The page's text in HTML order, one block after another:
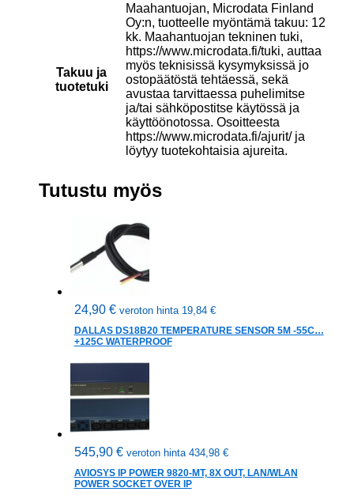
Takuu ja
tuotetuki
Maahantuojan, Microdata Finland
Oy:n, tuotteelle myöntämä takuu: 12
kk. Maahantuojan tekninen tuki,
https://www.microdata.fi/tuki, auttaa
myös teknisissä kysymyksissä jo
ostopäätöstä tehtäessä, sekä
avustaa tarvittaessa puhelimitse
ja/tai sähköpostitse käytössä ja
käyttöönotossa. Osoitteesta
https://www.microdata.fi/ajurit/ ja
löytyy tuotekohtaisia ajureita.
Tutustu myös
24,90 € veroton hinta 19,84 €
DALLAS DS18B20 TEMPERATURE SENSOR 5M -55C…
+125C WATERPROOF
545,90 € veroton hinta 434,98 €
AVIOSYS IP POWER 9820-MT, 8X OUT, LAN/WLAN
POWER SOCKET OVER IP